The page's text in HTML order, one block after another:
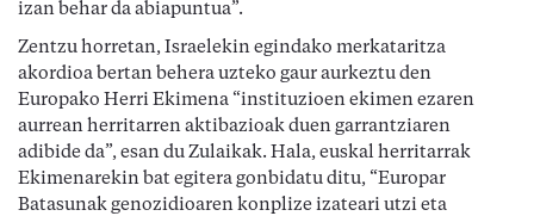
izan behar da abiapuntua”.
Zentzu horretan, Israelekin egindako merkataritza
akordioa bertan behera uzteko gaur aurkeztu den
Europako Herri Ekimena “instituzioen ekimen ezaren
aurrean herritarren aktibazioak duen garrantziaren
adibide da”, esan du Zulaikak. Hala, euskal herritarrak
Ekimenarekin bat egitera gonbidatu ditu, “Europar
Batasunak genozidioaren konplize izateari utzi eta